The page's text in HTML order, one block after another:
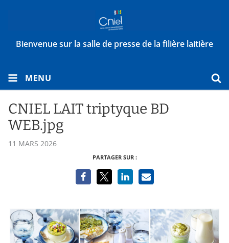
Bienvenue sur la salle de presse de la filière laitière
MENU
CNIEL LAIT triptyque BD
WEB.jpg
11 MARS 2026
PARTAGER SUR :